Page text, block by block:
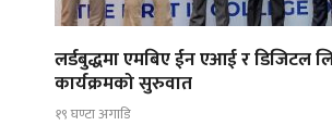
लर्डबुद्धमा एमबिए ईन एआई र डिजिटल
कार्यक्रमको सुरुवात
१९ घण्टा अगाडि